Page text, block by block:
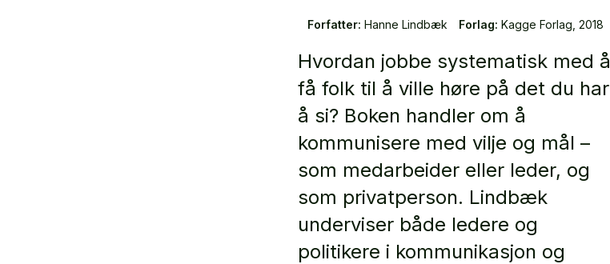
Forfatter: Hanne Lindbæk Forlag: Kagge Forlag, 2018
Hvordan jobbe systematisk med å
få folk til å ville høre på det du har
å si? Boken handler om å
kommunisere med vilje og mål –
som medarbeider eller leder, og
som privatperson. Lindbæk
underviser både ledere og
politikere i kommunikasjon og